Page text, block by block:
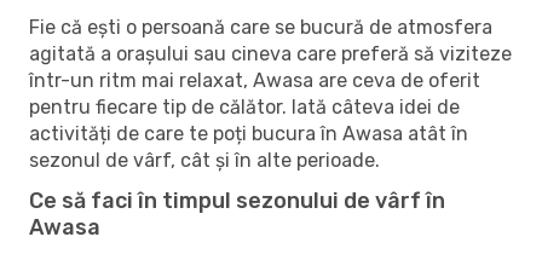
Fie că ești o persoană care se bucură de atmosfera
agitată a orașului sau cineva care preferă să viziteze
într-un ritm mai relaxat, Awasa are ceva de oferit
pentru fiecare tip de călător. Iată câteva idei de
activități de care te poți bucura în Awasa atât în ​​
sezonul de vârf, cât și în alte perioade.
Ce să faci în timpul sezonului de vârf în
Awasa